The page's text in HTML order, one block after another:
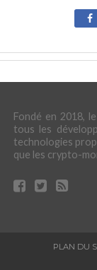
Fondé en 2018, le
tous les
technologies
que les crypto-
PLAN DU